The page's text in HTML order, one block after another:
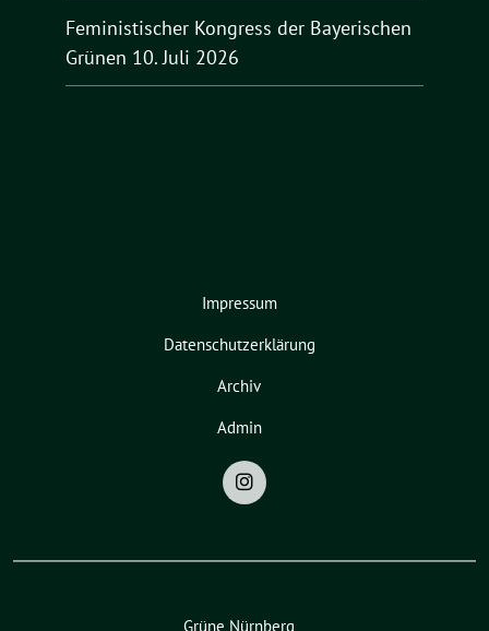
Feministischer Kongress der Bayerischen
Grünen 10. Juli 2026
Impressum
Datenschutzerklärung
Archiv
Admin
Grüne Nürnberg